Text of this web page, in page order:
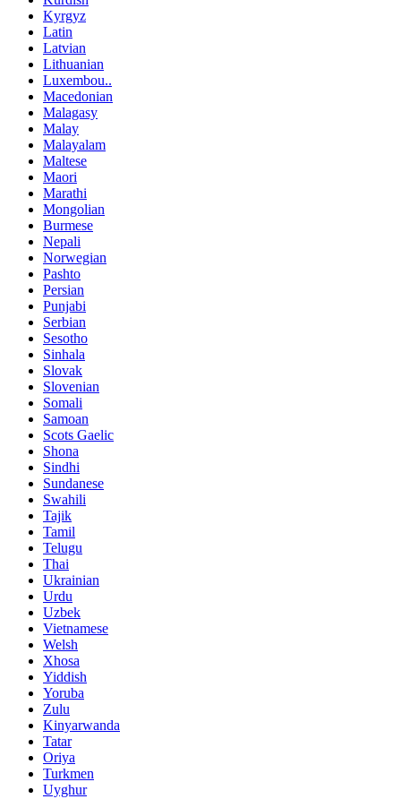
Kyrgyz
Latin
Latvian
Lithuanian
Luxembou..
Macedonian
Malagasy
Malay
Malayalam
Maltese
Maori
Marathi
Mongolian
Burmese
Nepali
Norwegian
Pashto
Persian
Punjabi
Serbian
Sesotho
Sinhala
Slovak
Slovenian
Somali
Samoan
Scots Gaelic
Shona
Sindhi
Sundanese
Swahili
Tajik
Tamil
Telugu
Thai
Ukrainian
Urdu
Uzbek
Vietnamese
Welsh
Xhosa
Yiddish
Yoruba
Zulu
Kinyarwanda
Tatar
Oriya
Turkmen
Uyghur